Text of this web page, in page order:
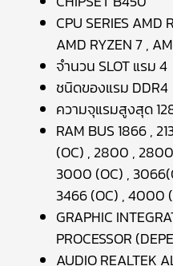
CPU SERIES AMD
AMD RYZEN 7 ,
จำนวน SLOT แรม 4
ชนิดของแรม DDR4
ความจุแรมสูงสุด
RAM BUS 1866 ,
(OC) , 2800 ,
3000 (OC) ,
3466 (OC) , 4000
GRAPHIC
PROCESSOR
AUDIO REALTEK